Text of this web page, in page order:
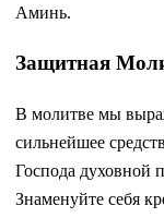
Аминь.
Защитная
В молитве мы
сильнейшее
Господа духовной
Знаменуйте себя